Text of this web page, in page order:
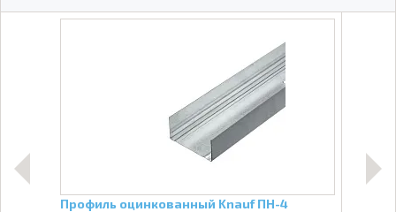
Профиль оцинкованный Knauf ПН-4